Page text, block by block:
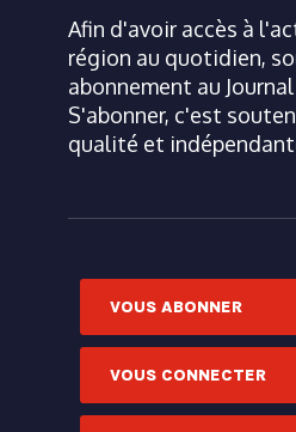
Afin d'avoir accès à
région au quotidien,
abonnement au
S'abonner, c'est
qualité et
VOUS ABONNER
VOUS CONNECTER